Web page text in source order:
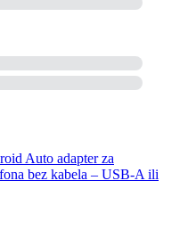
Auto adapter za
bez kabela – USB-A ili